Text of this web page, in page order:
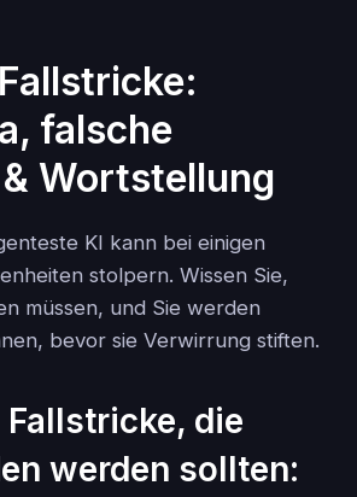
falsche
Wortstellung
KI kann bei einigen
stolpern. Wissen Sie,
müssen, und Sie werden
bevor sie Verwirrung stiften.
die
werden sollten: